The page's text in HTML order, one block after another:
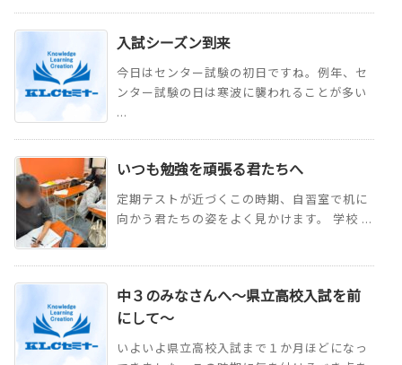
入試シーズン到来
今日はセンター試験の初日ですね。例年、セ
ンター試験の日は寒波に襲われることが多い
...
いつも勉強を頑張る君たちへ
定期テストが近づくこの時期、自習室で机に
向かう君たちの姿をよく見かけます。 学校 ...
中３のみなさんへ～県立高校入試を前
にして～
いよいよ県立高校入試まで１か月ほどになっ